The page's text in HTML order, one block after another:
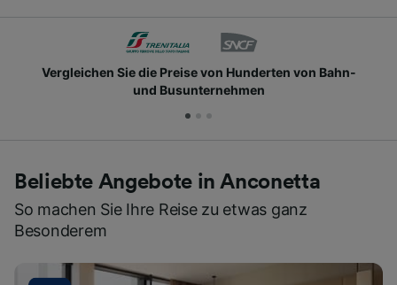
von Hunderten von Bahn-
Schließen Sie
Beliebte Angebote in Anconetta
So machen Sie Ihre Reise zu etwas ganz
Besonderem